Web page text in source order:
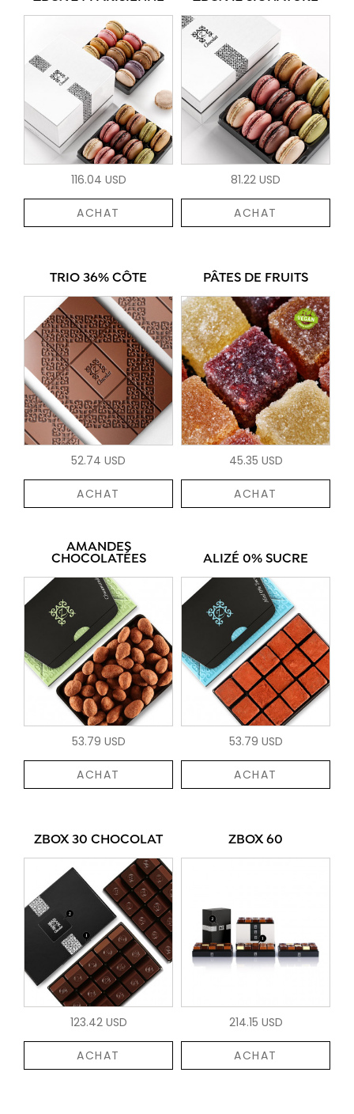
116.04 USD
ACHAT
81.22 USD
ACHAT
TRIO 36% CÔTE
52.74 USD
ACHAT
PÂTES DE FRUITS
45.35 USD
ACHAT
AMANDES
CHOCOLATÉES
53.79 USD
ACHAT
ALIZÉ 0% SUCRE
53.79 USD
ACHAT
ZBOX 30 CHOCOLAT
123.42 USD
ACHAT
ZBOX 60
214.15 USD
ACHAT